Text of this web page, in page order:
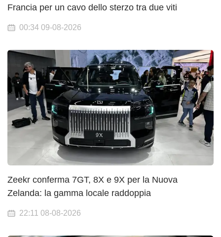
Francia per un cavo dello sterzo tra due viti
00:34 09-08-2026
Zeekr conferma 7GT, 8X e 9X per la Nuova
Zelanda: la gamma locale raddoppia
22:11 08-08-2026